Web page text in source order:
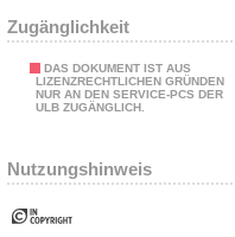
Zugänglichkeit
DAS DOKUMENT IST AUS
LIZENZRECHTLICHEN GRÜNDEN
NUR AN DEN SERVICE-PCS DER
ULB ZUGÄNGLICH.
Nutzungshinweis